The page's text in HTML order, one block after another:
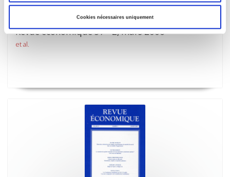
Cookies nécessaires uniquement
Revue économique 57 - 2, mars 2006
et al.